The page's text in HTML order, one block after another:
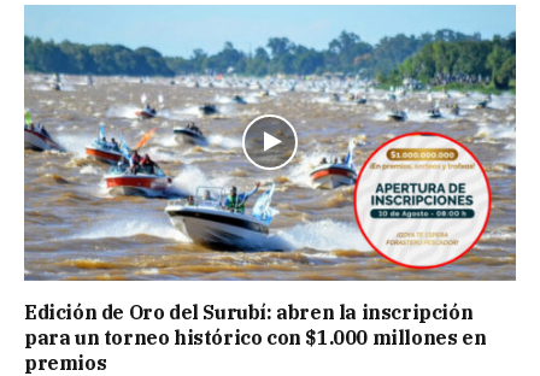
Edición de Oro del Surubí: abren la inscripción
para un torneo histórico con $1.000 millones en
premios